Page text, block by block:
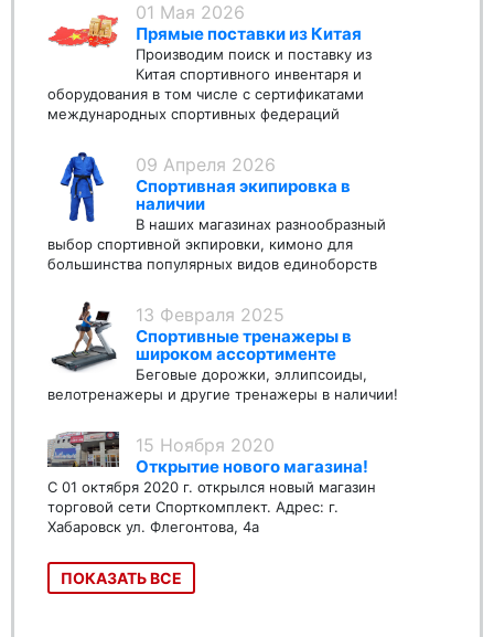
01 Мая 2026
Прямые поставки из Китая
Производим поиск и поставку из
Китая спортивного инвентаря и
оборудования в том числе с сертификатами
международных спортивных федераций
09 Апреля 2026
Спортивная экипировка в
наличии
В наших магазинах разнообразный
выбор спортивной экпировки, кимоно для
большинства популярных видов единоборств
13 Февраля 2025
Спортивные тренажеры в
широком ассортименте
Беговые дорожки, эллипсоиды,
велотренажеры и другие тренажеры в наличии!
15 Ноября 2020
Открытие нового магазина!
С 01 октября 2020 г. открылся новый магазин
торговой сети Спорткомплект. Адрес: г.
Хабаровск ул. Флегонтова, 4а
ПОКАЗАТЬ ВСЕ